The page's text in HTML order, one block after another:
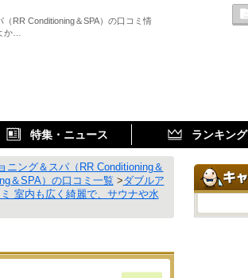
RR Conditioning＆SPA）の口コミ情
か…
特集・ニュース ランキング
ニング＆スパ（RR Conditioning＆
＆SPA）の口コミ一覧 >ダブルア
室内も広く綺麗で、サウナや水